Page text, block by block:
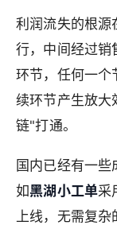
利润流失的根源
行，中间经过销
环节，任何一个
续环节产生放大
链"打通。
国内已经有一
如黑湖小工单采
上线，无需复杂